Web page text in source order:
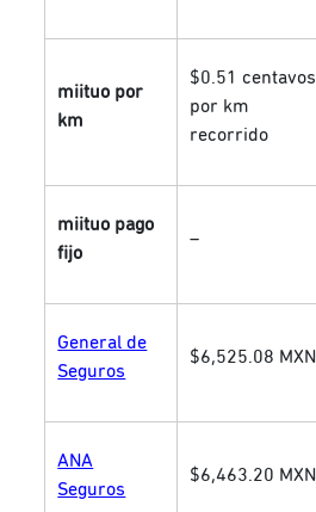
miituo por
km
$0.51 centavos
por km
recorrido
miituo pago
fijo
–
General de
Seguros
$6,525.08 MXN
ANA
Seguros
$6,463.20 MXN